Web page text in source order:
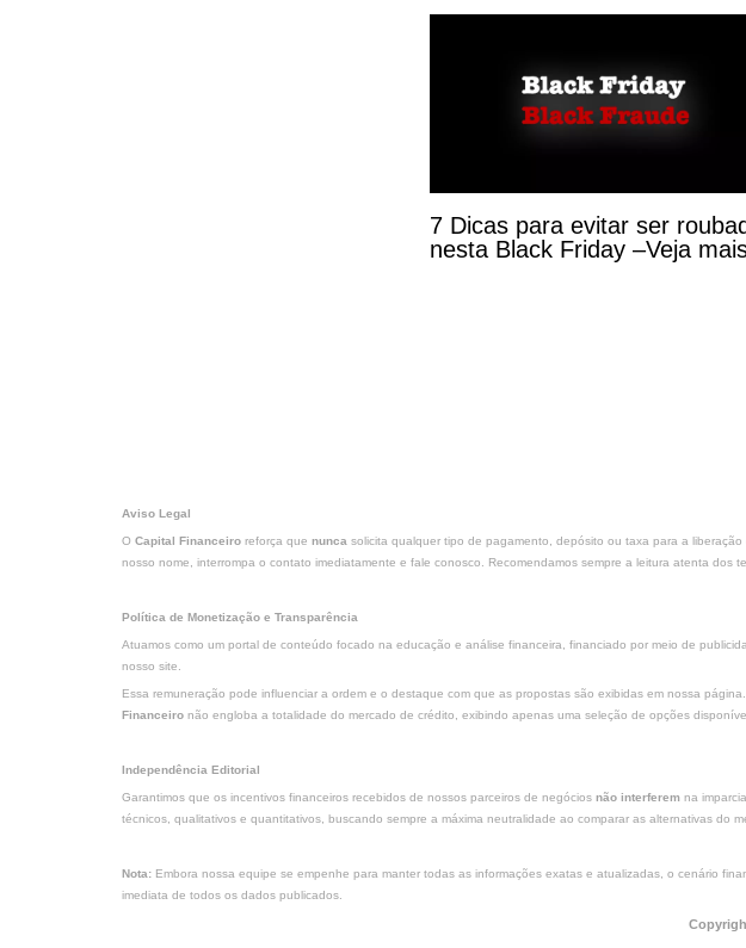
7 Dicas para evitar ser
nesta Black Friday –Veja
Aviso Legal
O Capital Financeiro reforça que nunca solicita qualquer tipo de pagamento, depósito ou taxa para a
nosso nome, interrompa o contato imediatamente e fale conosco. Recomendamos sempre a leitura atenta dos
Política de Monetização e Transparência
Atuamos como um portal de conteúdo focado na educação e análise financeira, financiado por meio de
nosso site.
Essa remuneração pode influenciar a ordem e o destaque com que as propostas são exibidas em nossa
Financeiro não engloba a totalidade do mercado de crédito, exibindo apenas uma seleção de opções
Independência Editorial
Garantimos que os incentivos financeiros recebidos de nossos parceiros de negócios não interferem na
técnicos, qualitativos e quantitativos, buscando sempre a máxima neutralidade ao comparar as alternativas do
Nota: Embora nossa equipe se empenhe para manter todas as informações exatas e atualizadas, o cenário
imediata de todos os dados publicados.